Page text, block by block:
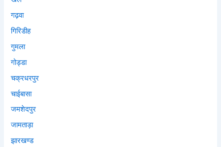
गढ़वा
गिरिडीह
गुमला
गोड्डा
चक्रधरपुर
चाईबासा
जमशेदपुर
जामताड़ा
झारखण्ड